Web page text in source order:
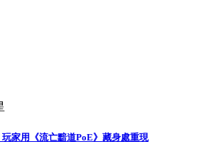
家用《流亡黯道PoE》藏身處重現